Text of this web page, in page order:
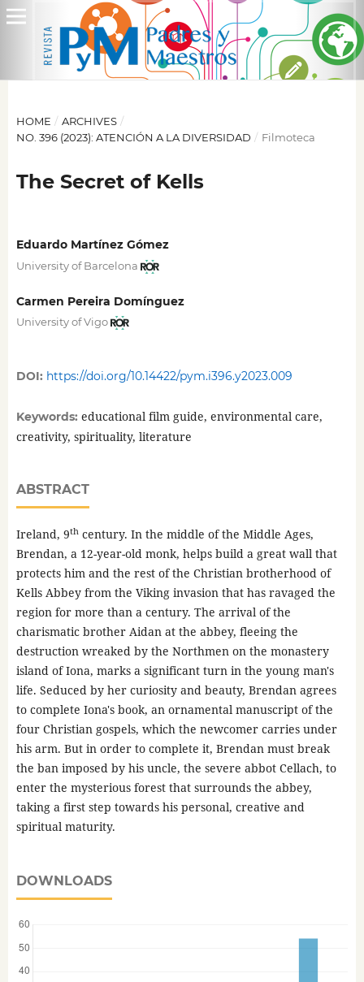
HOME / ARCHIVES /
NO. 396 (2023): ATENCIÓN A LA DIVERSIDAD / Filmoteca
The Secret of Kells
Eduardo Martínez Gómez
University of Barcelona
Carmen Pereira Domínguez
University of Vigo
DOI: https://doi.org/10.14422/pym.i396.y2023.009
Keywords: educational film guide, environmental care,
creativity, spirituality, literature
ABSTRACT
Ireland, 9thcentury. In the middle of the Middle Ages,
Brendan, a 12-year-old monk, helps build a great wall that
protects him and the rest of the Christian brotherhood of
Kells Abbey from the Viking invasion that has ravaged the
region for more than a century. The arrival of the
charismatic brother Aidan at the abbey, fleeing the
destruction wreaked by the Northmen on the monastery
island of Iona, marks a significant turn in the young man's
life. Seduced by her curiosity and beauty, Brendan agrees
to complete Iona's book, an ornamental manuscript of the
four Christian gospels, which the newcomer carries under
his arm. But in order to complete it, Brendan must break
the ban imposed by his uncle, the severe abbot Cellach, to
enter the mysterious forest that surrounds the abbey,
taking a first step towards his personal, creative and
spiritual maturity.
DOWNLOADS